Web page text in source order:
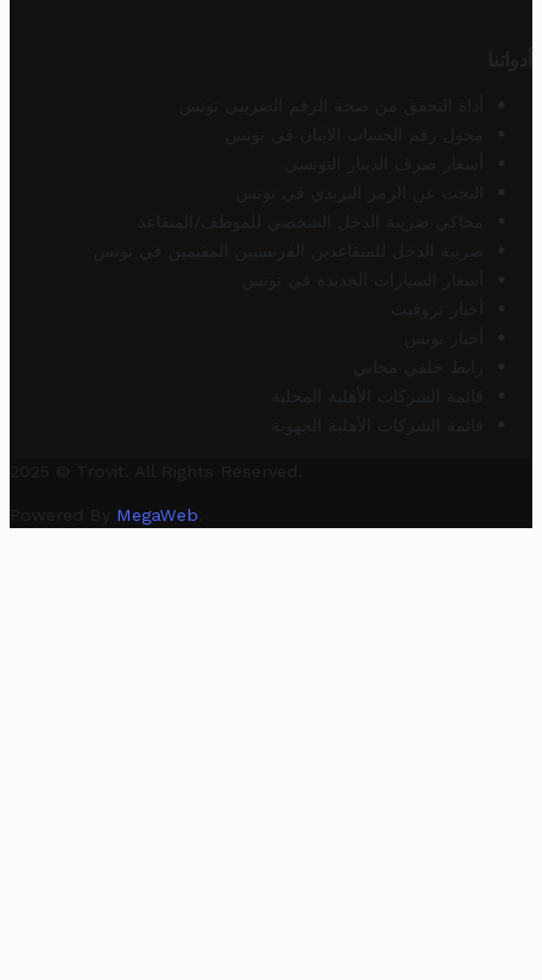
أدواتنا
أداة التحقق من صحة الرقم الضريبي تونس
محول رقم الحساب الآيبان في تونس
أسعار صرف الدينار التونسي
البحث عن الرمز البريدي في تونس
محاكي ضريبة الدخل الشخصي للموظف/المتقاعد
ضريبة الدخل للمتقاعدين الفرنسيين المقيمين في تونس
أسعار السيارات الجديدة في تونس
أخبار تروفيت
أخبار تونس
رابط خلفي مجاني
قائمة الشركات الأهلية المحلية
قائمة الشركات الأهلية الجهوية
2025 © Trovit. All Rights Reserved.
Powered By MegaWeb